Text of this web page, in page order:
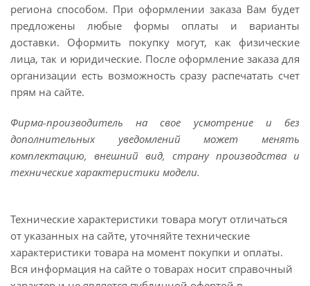
региона способом. При оформлении заказа Вам будет
предложены любые формы оплаты и варианты
доставки. Оформить покупку могут, как физические
лица, так и юридические. После оформление заказа для
организации есть возможность сразу распечатать счет
прям на сайте.
Фирма-производитель на свое усмотрение и без
дополнительных уведомлений может менять
комплектацию, внешний вид, страну производства и
технические характеристики модели.
Технические характеристики товара могут отличаться
от указанных на сайте, уточняйте технические
характеристики товара на момент покупки и оплаты.
Вся информация на сайте о товарах носит справочный